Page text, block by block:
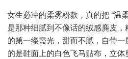
女生必冲的柔雾粉款，真的把 “温
是那种细腻到不像话的绒感麂皮
的第一缕霞光，甜而不腻，自带
的是鞋面上的白色飞马贴布，立